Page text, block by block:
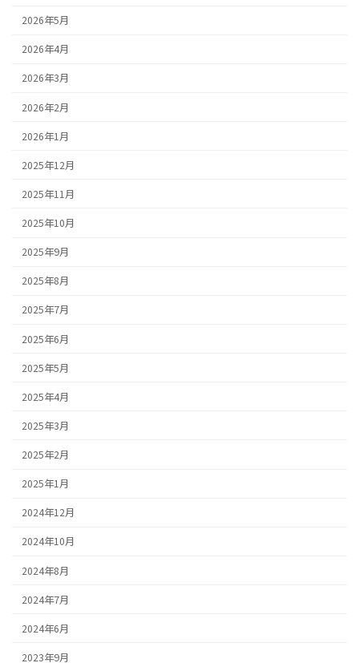
2026年5月
2026年4月
2026年3月
2026年2月
2026年1月
2025年12月
2025年11月
2025年10月
2025年9月
2025年8月
2025年7月
2025年6月
2025年5月
2025年4月
2025年3月
2025年2月
2025年1月
2024年12月
2024年10月
2024年8月
2024年7月
2024年6月
2023年9月